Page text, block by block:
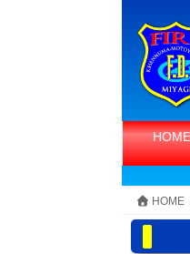
へ
ス
キ
ッ
ョ
ン
に
移
HOME
HOME